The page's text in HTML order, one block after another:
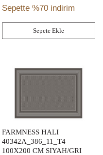
Sepette %70 indirim
Sepete Ekle
FARMNESS HALI
40342A_386_11_T4
100X200 CM SIYAH/GRI